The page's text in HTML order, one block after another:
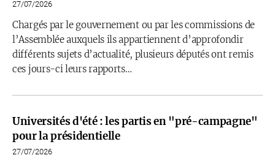
27/07/2026
Chargés par le gouvernement ou par les commissions de
l’Assemblée auxquels ils appartiennent d’approfondir
différents sujets d’actualité, plusieurs députés ont remis
ces jours-ci leurs rapports…
Universités d'été : les partis en "pré-campagne"
pour la présidentielle
27/07/2026